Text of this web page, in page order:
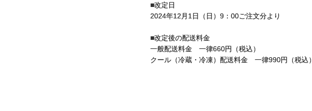
■改定⽇
2024年12⽉1⽇（日）9：00ご注文分より
■改定後の配送料金
一般配送料金 一律660円（税込）
クール（冷蔵・冷凍）配送料金 一律990円（税込）